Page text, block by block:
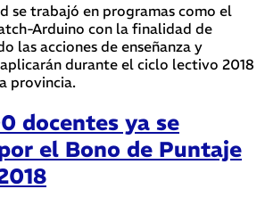
se trabajó en programas como el
Arduino con la finalidad de
las acciones de enseñanza y
durante el ciclo lectivo 2018
provincia.
docentes ya se
el Bono de Puntaje